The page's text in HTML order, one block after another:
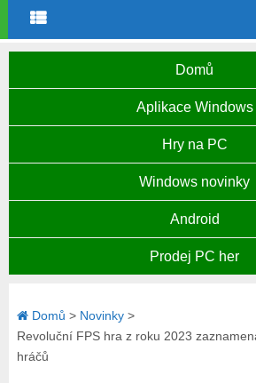
Domů
Aplikace Windows
Hry na PC
Windows novinky
Android
Prodej PC her
Domů > Novinky>
Revoluční FPS hra z roku 2023
hráčů